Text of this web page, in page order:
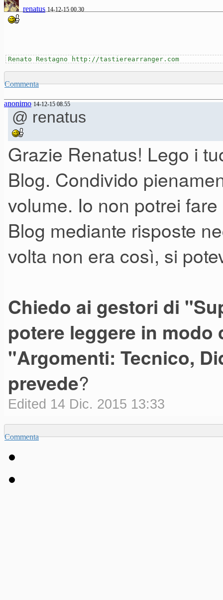
renatus 14-12-15 00.30
Renato Restagno http://tastierearranger.com
Commenta
anonimo 14-12-15 08.55
@ renatus
Grazie Renatus! Lego i
Blog. Condivido
volume. Io non potrei
Blog mediante risposte
volta non era così, si
Chiedo ai gestori di
potere leggere in
"Argomenti: Tecnico,
prevede?
Edited 14 Dic. 2015 13:33
Commenta